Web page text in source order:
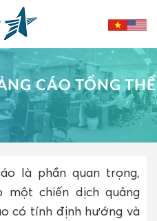
CÁO TỔNG THỂ
là phần quan trọng,
chiến dịch quảng
có tính định hướng và